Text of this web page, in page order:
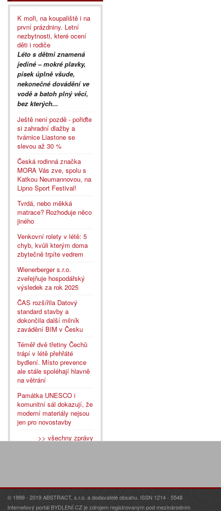
K moři, na koupaliště i na
první prázdniny. Letní
nezbytnosti, které ocení
děti i rodiče
Léto s dětmi znamená
jediné – mokré plavky,
písek úplně všude,
nekonečné dovádění ve
vodě a batoh plný věcí,
bez kterých...
Ještě není pozdě - pořiďte
si zahradní dlažby a
tvárnice Liastone se
slevou až 30 %
Česká rodinná značka
MORA Vás zve, spolu s
Katkou Neumannovou, na
Lipno Sport Festival!
Tvrdá, nebo měkká
matrace? Rozhoduje něco
jiného
Venkovní rolety v létě: 5
chyb, kvůli kterým doma
zbytečně trpíte vedrem
Wienerberger s.r.o.
zveřejňuje hospodářský
výsledek za rok 2025
ČAS rozšířila Datový
standard stavby a
dokončila další milník
zavádění BIM v Česku
Téměř dvě třetiny Čechů
trápí v létě přehřáté
bydlení. Místo prevence
ale stále spoléhají hlavně
na větrání
Památka UNESCO i
komunitní sál dokazují, že
moderní materiály nejsou
jen pro novostavby
>> všechny zprávy
© 1999 - 2019 ABSTRACT, s.r.o. a dodavatelé obsahu. ISSN 1214 - 5548
Internetový portál BYDLENÍ.CZ je zdrojem registrovaným pod mezinárodním